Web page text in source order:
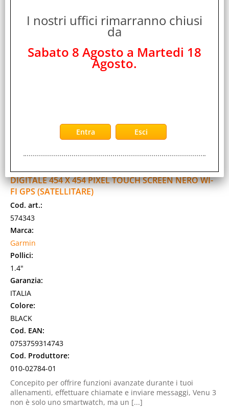
Non Disponibile
2-5 Giorni lavorativi
GARMIN VENU 3 SMARTWATCH 1.4" AMOLED 45 MM
DIGITALE 454 X 454 PIXEL TOUCH SCREEN NERO WI-
FI GPS (SATELLITARE)
Cod. art.:
574343
Marca:
Garmin
Pollici:
1.4"
Garanzia:
ITALIA
Colore:
BLACK
Cod. EAN:
0753759314743
Cod. Produttore:
010-02784-01
Concepito per offrire funzioni avanzate durante i tuoi
allenamenti, effettuare chiamate e inviare messaggi, Venu 3
non è solo uno smartwatch, ma un [...]
I nostri uffici rimarranno chiusi
da
Sabato 8 Agosto a Martedi 18
Agosto.